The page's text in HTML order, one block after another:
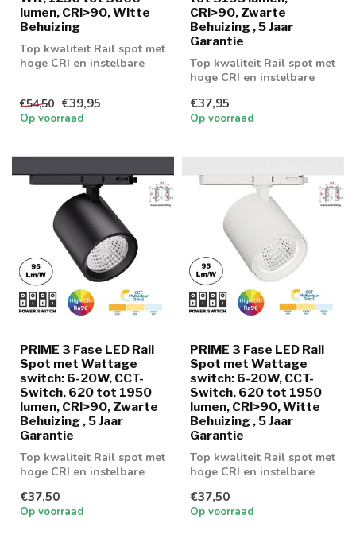
lumen, CRI>90, Witte
Behuizing
Top kwaliteit Rail spot met
hoge CRI en instelbare
€54,50 €39,95
Op voorraad
CRI>90, Zwarte
Behuizing , 5 Jaar
Garantie
Top kwaliteit Rail spot met
hoge CRI en instelbare
€37,95
Op voorraad
PRIME 3 Fase LED Rail
Spot met Wattage
switch: 6-20W, CCT-
Switch, 620 tot 1950
lumen, CRI>90, Zwarte
Behuizing , 5 Jaar
Garantie
Top kwaliteit Rail spot met
hoge CRI en instelbare
€37,50
Op voorraad
PRIME 3 Fase LED Rail
Spot met Wattage
switch: 6-20W, CCT-
Switch, 620 tot 1950
lumen, CRI>90, Witte
Behuizing , 5 Jaar
Garantie
Top kwaliteit Rail spot met
hoge CRI en instelbare
€37,50
Op voorraad